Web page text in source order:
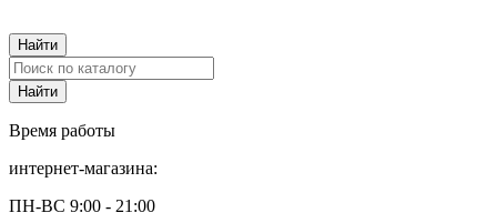
Время работы
интернет-магазина:
ПН-ВС 9:00 - 21:00